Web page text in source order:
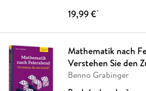
19,99 €*
Mathematik nach
Verstehen Sie den
Benno Grabinger